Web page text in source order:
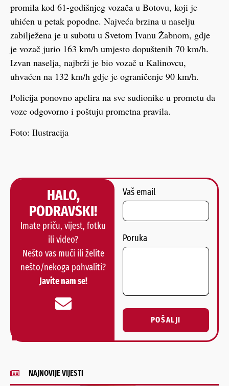
promila kod 61-godišnjeg vozača u Botovu, koji je
uhićen u petak popodne. Najveća brzina u naselju
zabilježena je u subotu u Svetom Ivanu Žabnom, gdje
je vozač jurio 163 km/h umjesto dopuštenih 70 km/h.
Izvan naselja, najbrži je bio vozač u Kalinovcu,
uhvaćen na 132 km/h gdje je ograničenje 90 km/h.
Policija ponovno apelira na sve sudionike u prometu da
voze odgovorno i poštuju prometna pravila.
Foto: Ilustracija
HALO,
PODRAVSKI!
Imate priču, vijest, fotku
ili video?
Nešto vas muči ili želite
nešto/nekoga pohvaliti?
Javite nam se!
Vaš email
Poruka
POŠALJI
Alternative:
NAJNOVIJE VIJESTI